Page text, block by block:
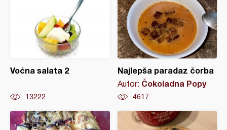
Voćna salata 2
13222
Najlepša paradaz čorba
Autor: Čokoladna Popy
4617